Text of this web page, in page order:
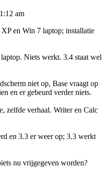
am
en Win 7 laptop; installatie
Niets werkt. 3.4 staat wel
niet op, Base vraagt op
en er gebeurd verder niets.
zelfde verhaal. Writer en Calc
en 3.3 er weer op; 3.3 werkt
nu vrijgegeven worden?